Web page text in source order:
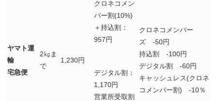
ヤマト運
輸
宅急便
2㎏ま
で
1,230円
クロネコメン
バー割(10%)
＋持込割：
957円
デジタル割：
1,170円
営業所受取割
クロネコメンバー
ズ -50円
持込割 -100円
デジタル割 -60円
キャッシュレス(クロネ
コメンバー割) -10％